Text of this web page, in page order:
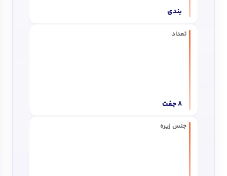
بندی
تعداد
8 جفت
جنس زیره